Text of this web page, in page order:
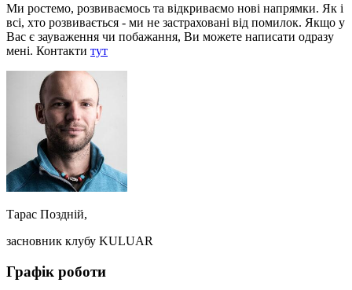
Ми ростемо, розвиваємось та відкриваємо нові напрямки. Як і
всі, хто розвивається - ми не застраховані від помилок. Якщо у
Вас є зауваження чи побажання, Ви можете написати одразу
мені. Контакти тут
Тарас Поздній,
засновник клубу KULUAR
Графік роботи